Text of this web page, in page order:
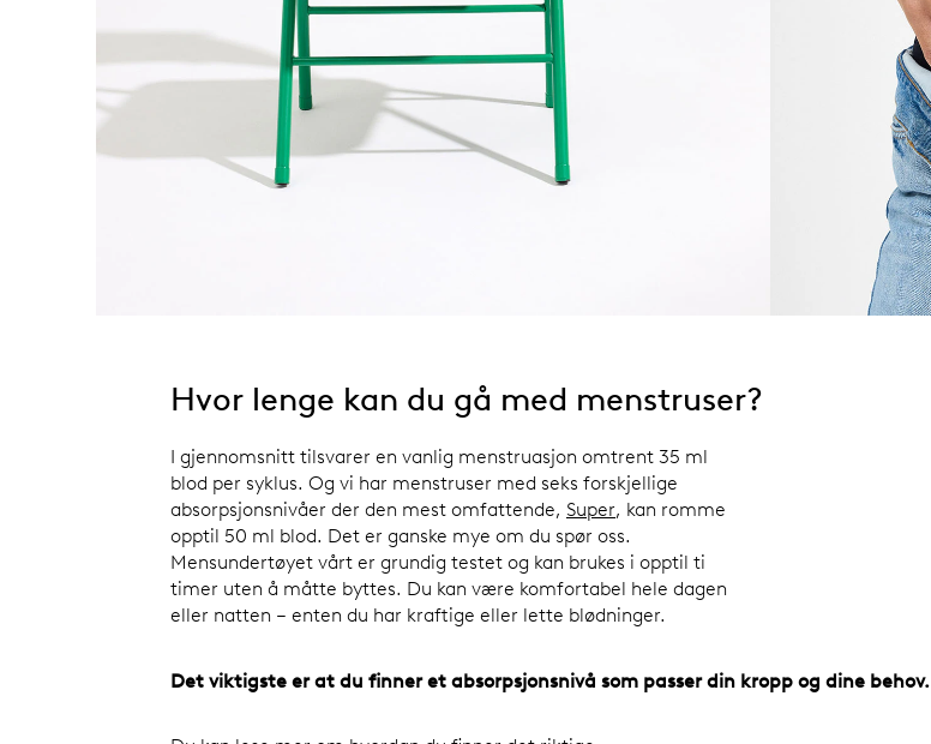
Hvor lenge kan du gå med menstruser?
I gjennomsnitt tilsvarer en vanlig menstruasjon omtrent 35 ml
blod per syklus. Og vi har menstruser med seks forskjellige
absorpsjonsnivåer der den mest omfattende, Super, kan romme
opptil 50 ml blod. Det er ganske mye om du spør oss.
Mensundertøyet vårt er grundig testet og kan brukes i opptil ti
timer uten å måtte byttes. Du kan være komfortabel hele dagen
eller natten – enten du har kraftige eller lette blødninger.
Det viktigste er at du finner et absorpsjonsnivå som passer din kropp og dine behov.